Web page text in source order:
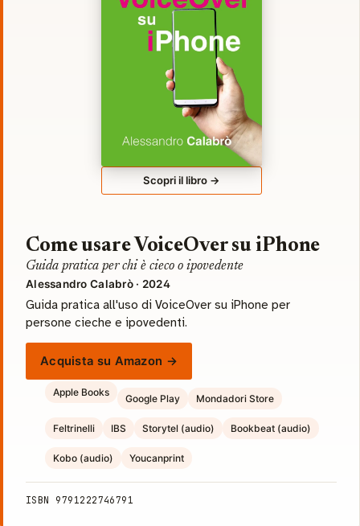
Scopri il libro →
Come usare VoiceOver su iPhone
Guida pratica per chi è cieco o ipovedente
Alessandro Calabrò · 2024
Guida pratica all'uso di VoiceOver su iPhone per
persone cieche e ipovedenti.
Acquista su Amazon →
Apple Books
Google Play Mondadori Store
Feltrinelli IBS Storytel (audio) Bookbeat (audio)
Kobo (audio) Youcanprint
ISBN 9791222746791